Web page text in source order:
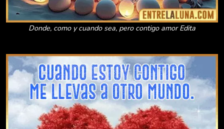
Donde, como y cuando sea, pero contigo amor Edita